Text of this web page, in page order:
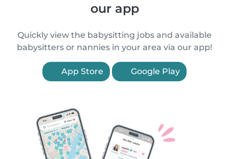
our app
Quickly view the babysitting jobs and available
babysitters or nannies in your area via our app!
App Store Google Play